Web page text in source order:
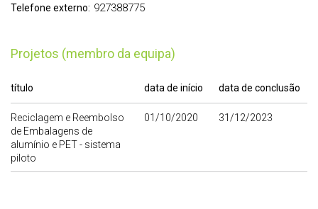
Telefone externo: 927388775
Projetos (membro da equipa)
título data de início data de conclusão
Reciclagem e Reembolso
de Embalagens de
alumínio e PET - sistema
piloto
01/10/2020 31/12/2023